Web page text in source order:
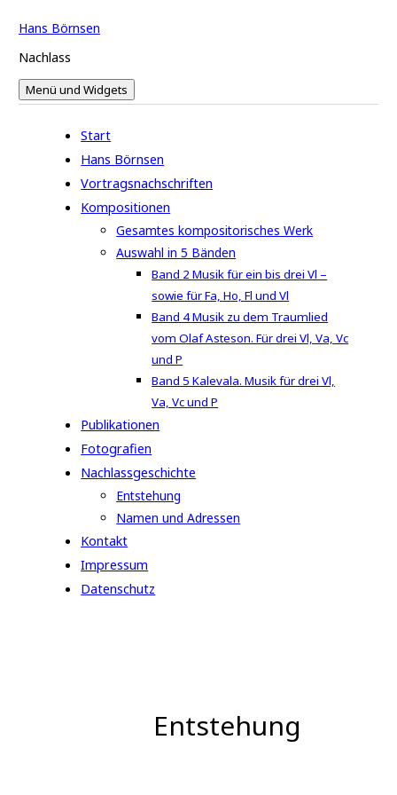
Springe
Inhalt
Hans Börnsen
Nachlass
Menü und Widgets
Start
Hans Börnsen
Vortragsnachschriften
Kompositionen
Gesamtes kompositorisches Werk
Auswahl in 5 Bänden
Band 2 Musik für ein bis drei Vl –
sowie für Fa, Ho, Fl und Vl
Band 4 Musik zu dem Traumlied
vom Olaf Asteson. Für drei Vl, Va, Vc
und P
Band 5 Kalevala. Musik für drei Vl,
Va, Vc und P
Publikationen
Fotografien
Nachlassgeschichte
Entstehung
Namen und Adressen
Kontakt
Impressum
Datenschutz
Entstehung